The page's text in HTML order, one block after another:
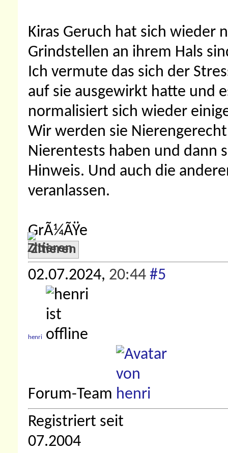
Kiras Geruch hat sich wieder
Grindstellen an ihrem Hals
Ich vermute das sich der
auf sie ausgewirkt hatte und
normalisiert sich wieder
Wir werden sie
Nierentests haben und dann
Hinweis. Und auch die
veranlassen.
GrÃ¼ÃŸe
Zitieren
02.07.2024, 20:44 #5
henri
Forum-Team
Registriert seit
07.2004